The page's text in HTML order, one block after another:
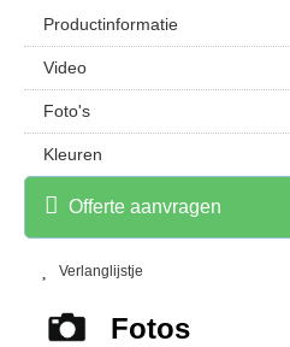
Productinformatie
Video
Foto's
Kleuren
Offerte aanvragen
Verlanglijstje
Fotos